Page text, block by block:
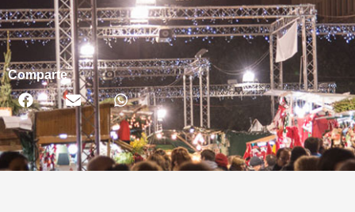
Comparte